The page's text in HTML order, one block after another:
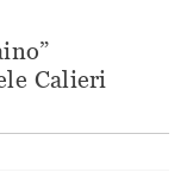
Calieri